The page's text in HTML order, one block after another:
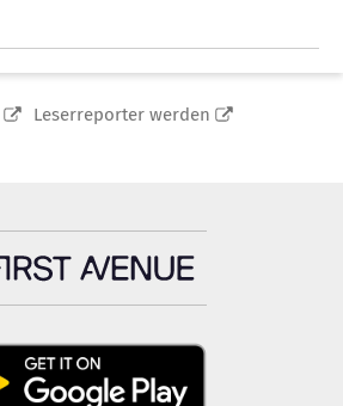
Leserreporter werden